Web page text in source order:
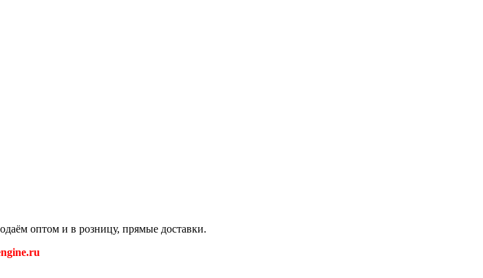
оптом и в розницу, прямые доставки.